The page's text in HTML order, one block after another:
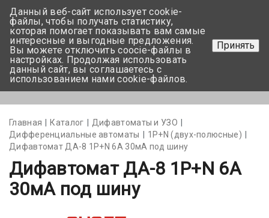
+375 17-350-99-56
+375 44-752-82-08
Задать вопрос
Главная Каталог
Дифавтоматы и УЗО
Дифференциальные автоматы
1Р+N (двух-полюсные)
Дифавтомат ДА-8 1P+N 6А 30мА под шину
Дифавтомат ДА-8 1P+N 6А
30мА под шину
Данный веб-сайт использует cookie-
файлы, чтобы получать статистику,
которая помогает показывать вам самые
интересные и выгодные предложения.
Вы можете отключить coocie-файлы в
настройках. Продолжая использовать
данный сайт, вы соглашаетесь с
использованием нами cookie-файлов.
Принять